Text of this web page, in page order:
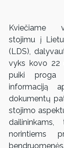
Kviečiame
stojimu į
(LDS),
vyks kovo 22
puiki proga
informaciją
dokumentų
stojimo
dailininkams,
norintiems